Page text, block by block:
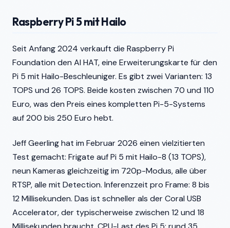
Raspberry Pi 5 mit Hailo
Seit Anfang 2024 verkauft die Raspberry Pi
Foundation den AI HAT, eine Erweiterungskarte für den
Pi 5 mit Hailo-Beschleuniger. Es gibt zwei Varianten: 13
TOPS und 26 TOPS. Beide kosten zwischen 70 und 110
Euro, was den Preis eines kompletten Pi-5-Systems
auf 200 bis 250 Euro hebt.
Jeff Geerling hat im Februar 2026 einen vielzitierten
Test gemacht: Frigate auf Pi 5 mit Hailo-8 (13 TOPS),
neun Kameras gleichzeitig im 720p-Modus, alle über
RTSP, alle mit Detection. Inferenzzeit pro Frame: 8 bis
12 Millisekunden. Das ist schneller als der Coral USB
Accelerator, der typischerweise zwischen 12 und 18